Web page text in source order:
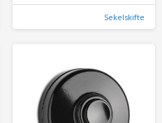
Sekelskifte